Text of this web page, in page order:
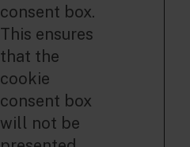
consent box.
This ensures
that the
cookie
consent box
will not be